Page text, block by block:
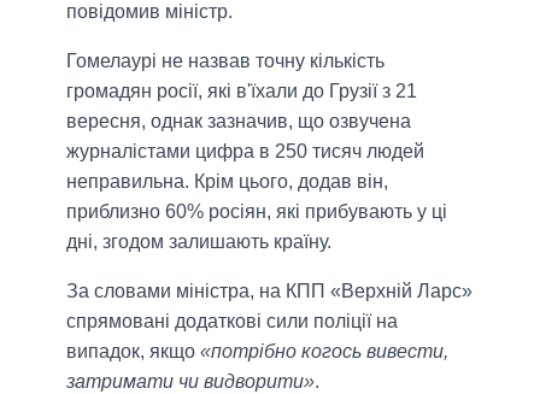
повідомив міністр.
Гомелаурі не назвав точну кількість
громадян росії, які в'їхали до Грузії з 21
вересня, однак зазначив, що озвучена
журналістами цифра в 250 тисяч людей
неправильна. Крім цього, додав він,
приблизно 60% росіян, які прибувають у ці
дні, згодом залишають країну.
За словами міністра, на КПП «Верхній Ларс»
спрямовані додаткові сили поліції на
випадок, якщо «потрібно когось вивести,
затримати чи видворити».